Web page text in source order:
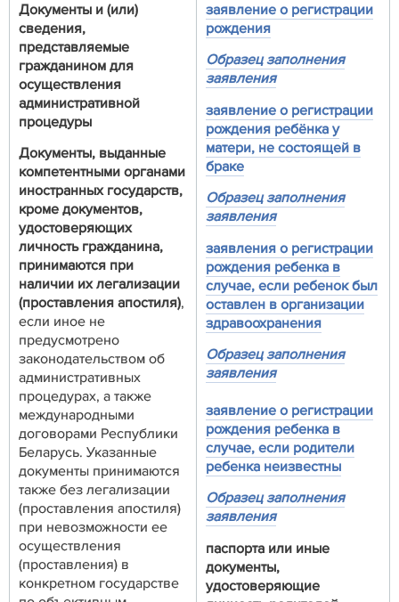
Документы и (или)
сведения,
представляемые
гражданином для
осуществления
административной
процедуры
Документы, выданные
компетентными органами
иностранных государств,
кроме документов,
удостоверяющих
личность гражданина,
принимаются при
наличии их легализации
(проставления апостиля),
если иное не
предусмотрено
законодательством об
административных
процедурах, а также
международными
договорами Республики
Беларусь. Указанные
документы принимаются
также без легализации
(проставления апостиля)
при невозможности ее
осуществления
(проставления) в
конкретном государстве
заявление о регистрации
рождения
Образец заполнения
заявления
заявление о регистрации
рождения ребёнка у
матери, не состоящей в
браке
Образец заполнения
заявления
заявления о регистрации
рождения ребенка в
случае, если ребенок был
оставлен в организации
здравоохранения
Образец заполнения
заявления
заявление о регистрации
рождения ребенка в
случае, если родители
ребенка неизвестны
Образец заполнения
заявления
паспорта или иные
документы,
удостоверяющие